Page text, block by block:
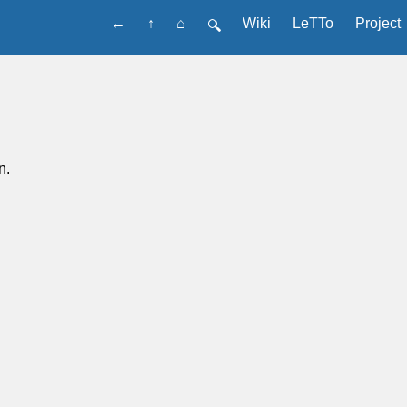
← ↑ ⌂ 🔍 Wiki LeTTo Project